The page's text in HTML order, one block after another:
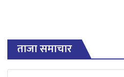
ताजा समाचार